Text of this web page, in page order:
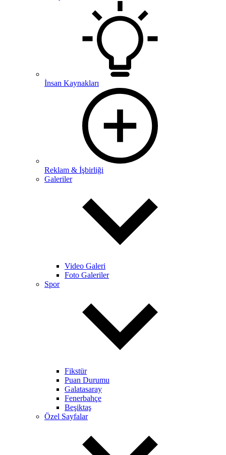
İnsan Kaynakları
Reklam & İşbirliği
Galeriler
Video Galeri
Foto Galeriler
Spor
Fikstür
Puan Durumu
Galatasaray
Fenerbahçe
Beşiktaş
Özel Sayfalar